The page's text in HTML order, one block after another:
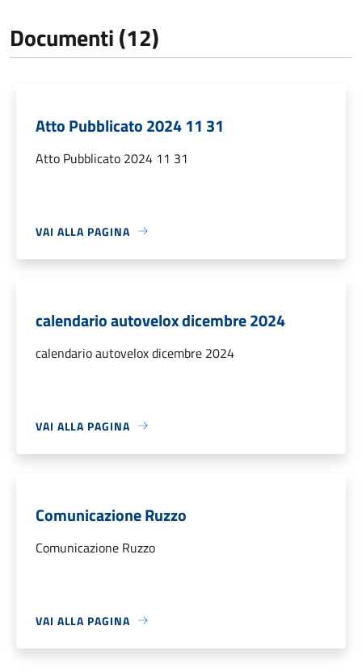
Documenti (12)
Atto Pubblicato 2024 11 31
Atto Pubblicato 2024 11 31
VAI ALLA PAGINA
calendario autovelox dicembre 2024
calendario autovelox dicembre 2024
VAI ALLA PAGINA
Comunicazione Ruzzo
Comunicazione Ruzzo
VAI ALLA PAGINA